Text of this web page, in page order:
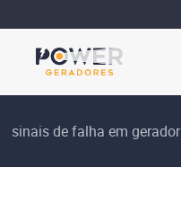
sinais de falha em gerador